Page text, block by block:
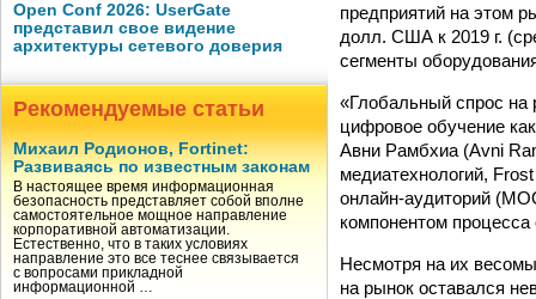
Open Conf 2026: UserGate
представил свое видение
архитектуры сетевого доверия
Рекомендуемые статьи
Михаил Родионов, Fortinet:
Развиваясь по известным законам
В настоящее время информационная
безопасность представляет собой вполне
самостоятельное мощное направление
корпоративной автоматизации.
Естественно, что в таких условиях
направление это все теснее связывается
с вопросами прикладной
информационной …
предприятий на этом
долл. США к 2019 г.
сегменты
«Глобальный спрос
цифровое обучение
Авни Рамбхиа (Avni
медиатехнологий,
онлайн-аудиторий
компонентом процесса
Несмотря на их
на рынок оставался